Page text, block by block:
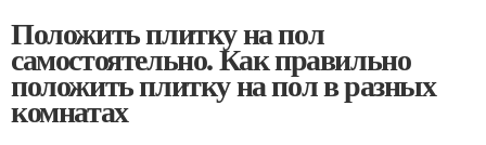
Положить плитку на пол
самостоятельно. Как правильно
положить плитку на пол в разных
комнатах